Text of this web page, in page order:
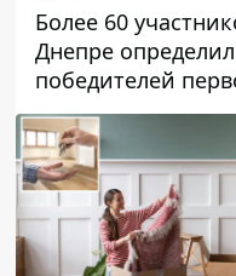
Более 60
Днепре
победителей
Кубка Украины по
парусному спорту